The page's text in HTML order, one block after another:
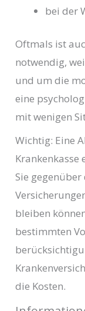
bei der
Oftmals ist
notwendig,
und um die
eine
mit wenigen
Wichtig: Eine
Krankenkasse
Sie gegenüber
bleiben
bestimmten
die Kosten.